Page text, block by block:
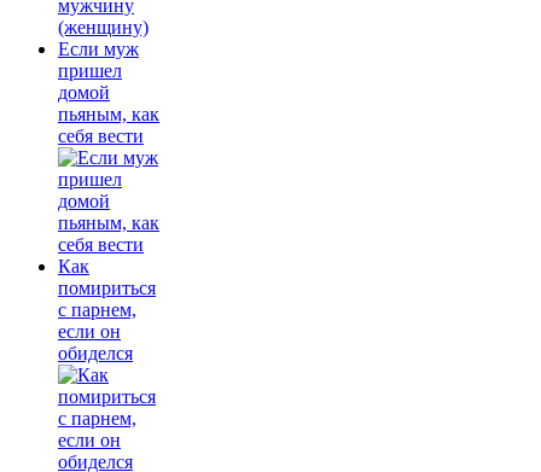
Если муж
пришел
домой
пьяным, как
себя вести
Как
помириться
с парнем,
если он
обиделся